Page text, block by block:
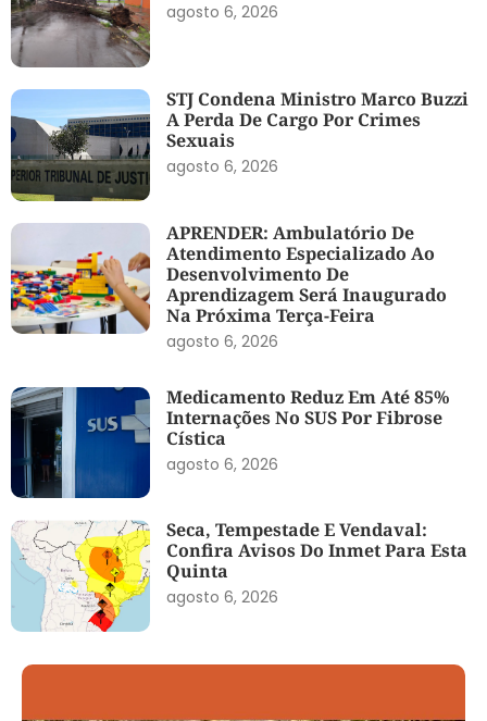
agosto 6, 2026
STJ Condena Ministro Marco Buzzi
A Perda De Cargo Por Crimes
Sexuais
agosto 6, 2026
APRENDER: Ambulatório De
Atendimento Especializado Ao
Desenvolvimento De
Aprendizagem Será Inaugurado
Na Próxima Terça-Feira
agosto 6, 2026
Medicamento Reduz Em Até 85%
Internações No SUS Por Fibrose
Cística
agosto 6, 2026
Seca, Tempestade E Vendaval:
Confira Avisos Do Inmet Para Esta
Quinta
agosto 6, 2026